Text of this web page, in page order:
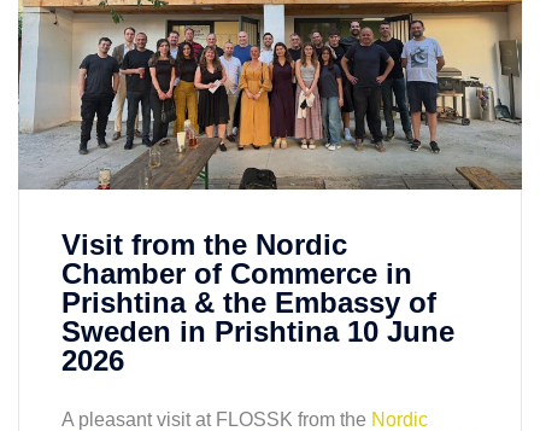
Visit from the Nordic
Chamber of Commerce in
Prishtina & the Embassy of
Sweden in Prishtina 10 June
2026
A pleasant visit at FLOSSK from the Nordic